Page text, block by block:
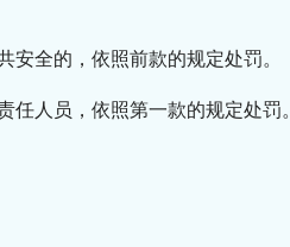
全的，依照前款的规定处罚。
人员，依照第一款的规定处罚。